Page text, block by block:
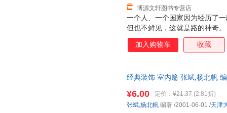
一个人、一个国家因为经历了
但也不鲜见，这就是路的神奇
路上，烦恼的人变快乐了，空
人变健壮了，就知足了。 为了
行的人用来查资料的，而且是
让大家在选择出行的路线时，
心情一定要是轻松的，而带上
博源文轩图书专营店
加入购物车 收藏
经典装饰 室内篇 张斌,杨北帆
¥6.00 定价： ¥21.37 (2.81折)
张斌,杨北帆 编著 /2001-06-01 /天津